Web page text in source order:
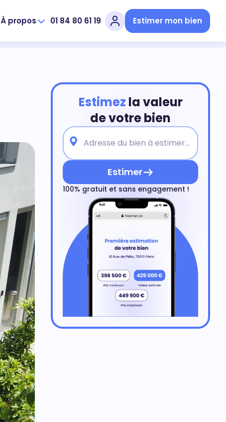
À propos 01 84 80 61 19 Estimer mon bien
Estimez la valeur
de votre bien
Estimer
100% gratuit et sans engagement !